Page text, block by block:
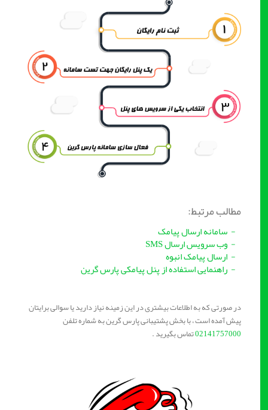
مطالب مرتبط:
- سامانه ارسال پیامک
- وب سرویس ارسال SMS
- ارسال پیامک انبوه
- راهنمایی استفاده از پنل پیامکی پارس گرین
در صورتی که به اطلاعات بیشتری در این زمینه نیاز دارید یا سوالی برایتان
پیش آمده است ، با بخش پشتیبانی پارس گرین به شماره تلفن
02141757000تماس بگیرید .